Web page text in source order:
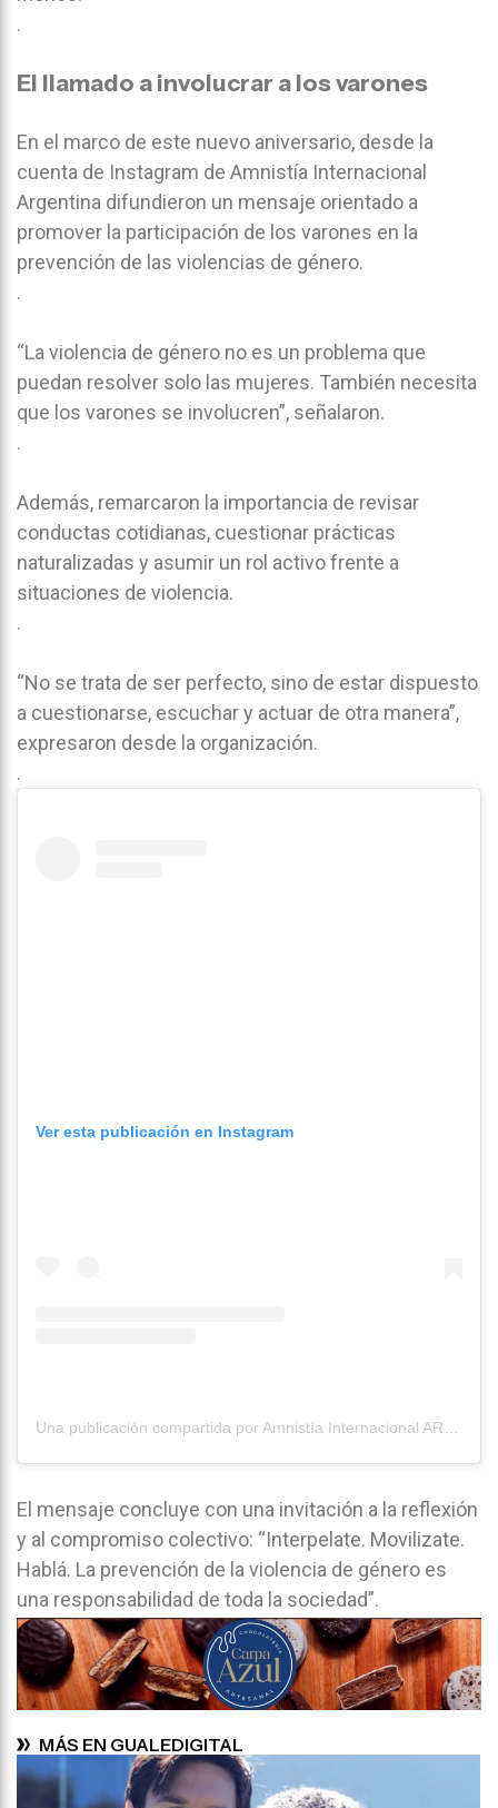
.
El llamado a involucrar a los varones
En el marco de este nuevo aniversario, desde la
cuenta de Instagram de Amnistía Internacional
Argentina difundieron un mensaje orientado a
promover la participación de los varones en la
prevención de las violencias de género.
.
“La violencia de género no es un problema que
puedan resolver solo las mujeres. También necesita
que los varones se involucren”, señalaron.
.
Además, remarcaron la importancia de revisar
conductas cotidianas, cuestionar prácticas
naturalizadas y asumir un rol activo frente a
situaciones de violencia.
.
“No se trata de ser perfecto, sino de estar dispuesto
a cuestionarse, escuchar y actuar de otra manera”,
expresaron desde la organización.
.
Ver esta publicación en Instagram
El mensaje concluye con una invitación a la reflexión
y al compromiso colectivo: “Interpelate. Movilizate.
Hablá. La prevención de la violencia de género es
una responsabilidad de toda la sociedad”.
MÁS EN GUALEDIGITAL